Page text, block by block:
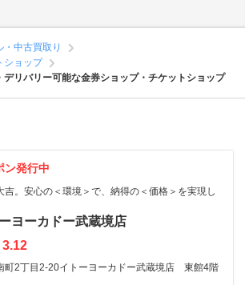
・中古買取り
ショップ
リバリー可能な金券ショップ・チケットショップ
ン発行中
吉。安心の＜環境＞で、納得の＜価格＞を実現し
ヨーカドー武蔵境店
3.12
町2丁目2-20イトーヨーカドー武蔵境店 東館4階